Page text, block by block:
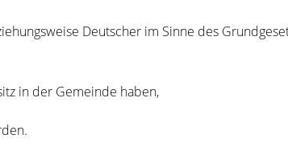
Deutscher im Sinne des
in der Gemeinde haben,